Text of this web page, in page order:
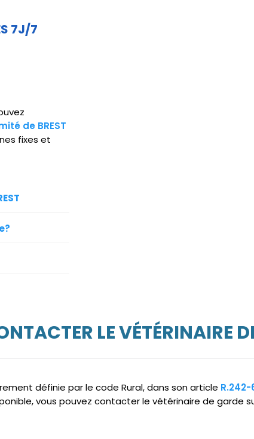
7J/7
de BREST
fixes et
LE VÉTÉRINAIRE
définie par le code Rural, dans son article R.242-
vous pouvez contacter le vétérinaire de garde sur